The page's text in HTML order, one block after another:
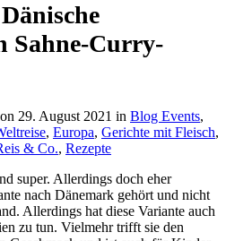
Sahne-Curry-
29. August 2021 in Blog Events,
, Europa, Gerichte mit Fleisch,
& Co., Rezepte
super. Allerdings doch eher
nach Dänemark gehört und nicht
Allerdings hat diese Variante auch
zu tun. Vielmehr trifft sie den